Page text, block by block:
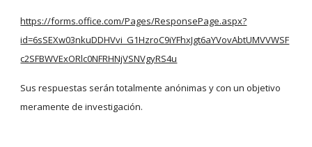
https://forms.office.com/Pages/ResponsePage.aspx?
id=6sSEXw03nkuDDHVvi_G1HzroC9iYFhxJgt6aYVovAbtUMVVWSF
c2SFBWVExORlc0NFRHNjVSNVgyRS4u
Sus respuestas serán totalmente anónimas y con un objetivo
meramente de investigación.